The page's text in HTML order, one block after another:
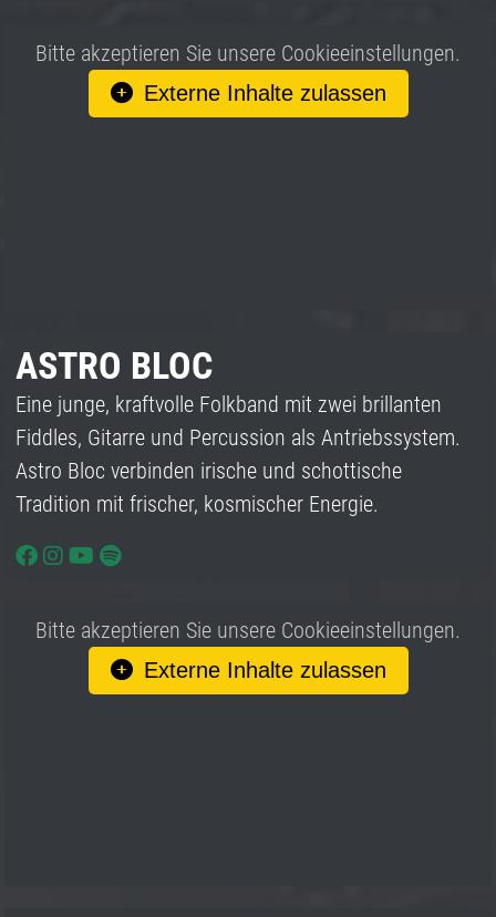
Bitte akzeptieren Sie unsere Cookieeinstellungen.
Externe Inhalte zulassen
ASTRO BLOC
Eine junge, kraftvolle Folkband mit zwei brillanten
Fiddles, Gitarre und Percussion als Antriebssystem.
Astro Bloc verbinden irische und schottische
Tradition mit frischer, kosmischer Energie.
Bitte akzeptieren Sie unsere Cookieeinstellungen.
Externe Inhalte zulassen